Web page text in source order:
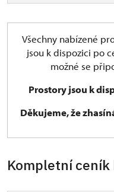
Všechny nabízené
jsou k dispozici po
možné se
Prostory jsou k
Děkujeme, že
Kompletní ceník